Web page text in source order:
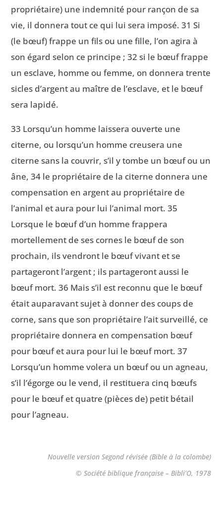
propriétaire) une indemnité pour rançon de sa
vie, il donnera tout ce qui lui sera imposé. 31 Si
(le bœuf) frappe un fils ou une fille, l’on agira à
son égard selon ce principe ; 32 si le bœuf frappe
un esclave, homme ou femme, on donnera trente
sicles d’argent au maître de l’esclave, et le bœuf
sera lapidé.
33 Lorsqu’un homme laissera ouverte une
citerne, ou lorsqu’un homme creusera une
citerne sans la couvrir, s’il y tombe un bœuf ou un
âne, 34 le propriétaire de la citerne donnera une
compensation en argent au propriétaire de
l’animal et aura pour lui l’animal mort. 35
Lorsque le bœuf d’un homme frappera
mortellement de ses cornes le bœuf de son
prochain, ils vendront le bœuf vivant et se
partageront l’argent ; ils partageront aussi le
bœuf mort. 36 Mais s’il est reconnu que le bœuf
était auparavant sujet à donner des coups de
corne, sans que son propriétaire l’ait surveillé, ce
propriétaire donnera en compensation bœuf
pour bœuf et aura pour lui le bœuf mort. 37
Lorsqu’un homme volera un bœuf ou un agneau,
s’il l’égorge ou le vend, il restituera cinq bœufs
pour le bœuf et quatre (pièces de) petit bétail
pour l’agneau.
Nouvelle version Segond révisée (Bible à la colombe)
© Société biblique française – Bibli’O, 1978